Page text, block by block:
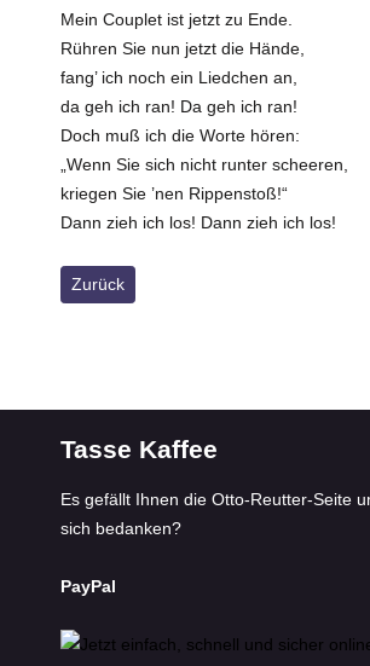
Mein Couplet ist jetzt zu Ende.
Rühren Sie nun jetzt die Hände,
fang’ ich noch ein Liedchen an,
da geh ich ran! Da geh ich ran!
Doch muß ich die Worte hören:
„Wenn Sie sich nicht runter scheeren,
kriegen Sie ’nen Rippenstoß!“
Dann zieh ich los! Dann zieh ich los!
Vorheriger Beitrag: Buntes Allerlei
Zurück
Tasse Kaffee
Es gefällt Ihnen die Otto-Reutter-Seite
sich bedanken?
PayPal